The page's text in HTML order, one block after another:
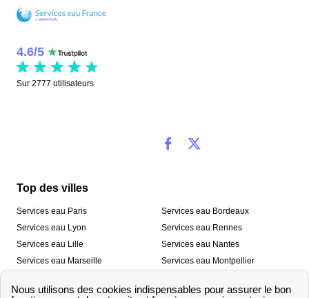
4.6/5
Sur 2777 utilisateurs
Top des villes
Services eau Paris
Services eau Lyon
Services eau Lille
Services eau Marseille
Services eau Toulon
Services eau Bordeaux
Services eau Rennes
Services eau Nantes
Services eau Montpellier
Services eau Strasbourg